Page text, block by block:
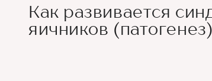
Как развивается
яичников (патогенез)